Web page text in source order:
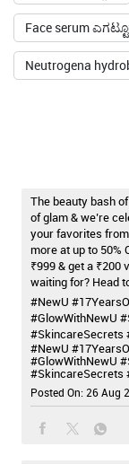
Face serum
Neutrogena
The beauty bash
of glam & we’re
your favorites
more at up to 50%
₹999 & get a ₹200
waiting for? Head
#NewU
#GlowWithNewU
#SkincareSecrets
#NewU
#GlowWithNewU
#SkincareSecrets
Posted On: 26 Aug